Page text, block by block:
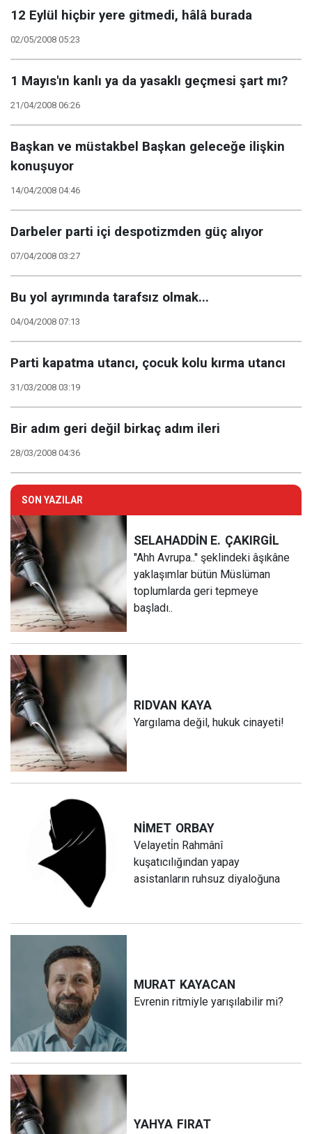
12 Eylül hiçbir yere gitmedi, hâlâ burada
02/05/2008 05:23
1 Mayıs'ın kanlı ya da yasaklı geçmesi şart mı?
21/04/2008 06:26
Başkan ve müstakbel Başkan geleceğe ilişkin
konuşuyor
14/04/2008 04:46
Darbeler parti içi despotizmden güç alıyor
07/04/2008 03:27
Bu yol ayrımında tarafsız olmak...
04/04/2008 07:13
Parti kapatma utancı, çocuk kolu kırma utancı
31/03/2008 03:19
Bir adım geri değil birkaç adım ileri
28/03/2008 04:36
SON YAZILAR
SELAHADDİN E. ÇAKIRGİL
''Ahh Avrupa..'' şeklindeki âşıkâne
yaklaşımlar bütün Müslüman
toplumlarda geri tepmeye
başladı..
RIDVAN KAYA
Yargılama değil, hukuk cinayeti!
NİMET ORBAY
Velayeti̇n Rahmânî
kuşatıcılığından yapay
asistanların ruhsuz diyaloğuna
MURAT KAYACAN
Evrenin ritmiyle yarışılabilir mi?
YAHYA FIRAT